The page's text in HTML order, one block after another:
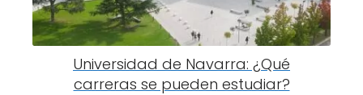
Universidad de Navarra: ¿Qué
carreras se pueden estudiar?